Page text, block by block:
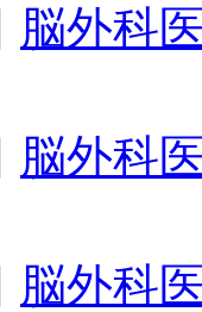
脳外科
脳外科
脳外科